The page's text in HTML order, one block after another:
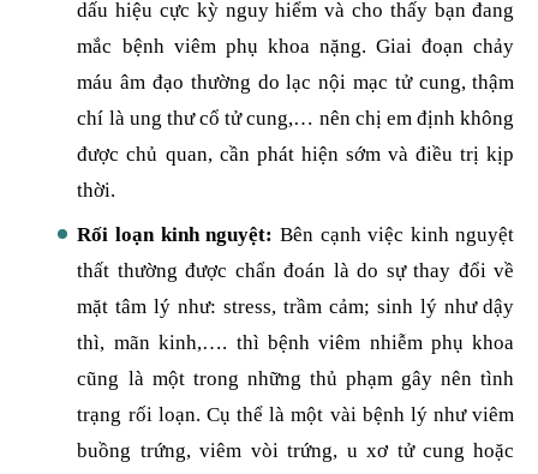
dấu hiệu cực kỳ nguy hiểm và cho thấy bạn đang
mắc bệnh viêm phụ khoa nặng. Giai đoạn chảy
máu âm đạo thường do lạc nội mạc tử cung, thậm
chí là ung thư cổ tử cung,… nên chị em định không
được chủ quan, cần phát hiện sớm và điều trị kịp
thời.
Rối loạn kinh nguyệt: Bên cạnh việc kinh nguyệt
thất thường được chẩn đoán là do sự thay đổi về
mặt tâm lý như: stress, trầm cảm; sinh lý như dậy
thì, mãn kinh,…. thì bệnh viêm nhiễm phụ khoa
cũng là một trong những thủ phạm gây nên tình
trạng rối loạn. Cụ thể là một vài bệnh lý như viêm
buồng trứng, viêm vòi trứng, u xơ tử cung hoặc